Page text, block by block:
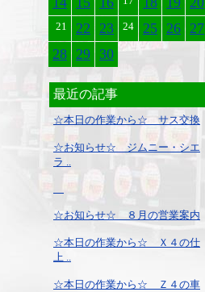
21 22 23 24 25 26 27
28 29 30
最近の記事
☆本日の作業から☆ サス交換
☆お知らせ☆ ジムニー・シエ
ラ ..
☆お知らせ☆ ８月の営業案内
☆本日の作業から☆ Ｘ４の仕
上 ..
☆本日の作業から☆ Ｚ４の車